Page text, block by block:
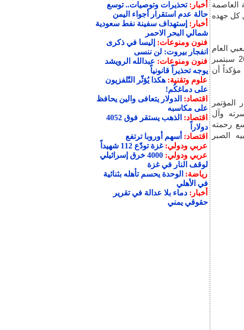
العاصمة
كل جهده
العام
الألف في العام 1982م وعضو لجنته الدائمة، وأحد مناضلي ثورة 26 سبتمبر
مؤكداً أن
وآل
رحمته
الصبر
أخبار:تحذيرات وتوصيات.. توسع
حالة عدم استقرار أجواء اليمن
أخبار: إستهداف سفينة نفط سعودية
شمالي البحر الاحمر
فنون ومنوعات: إليسا في ذكرى
انفجار بيروت: لن ننسى
فنون ومنوعات: عبدالله الرويشد
يوجه تحذيراً قانونياً
علوم وتقنية:هكذا يُؤثّر التّلفزيون
على دماغكُم!
اقتصاد: الدولار يتعافى والين يحافظ
على مكاسبه
اقتصاد:
الذهب يستقر فوق 4052
دولاراً
اقتصاد: أسهم أوروبا ترتفع
عربي ودولي:غزة تودّع 112 شهيداً
عربي ودولي:
4000 خرق إسرائيلي
لوقف النار في غزة
رياضة: الوحدة يحسم تأهله بثنائية
في الأهلي
أخبار:دماء بلا عدالة في تقرير
حقوقي يمني